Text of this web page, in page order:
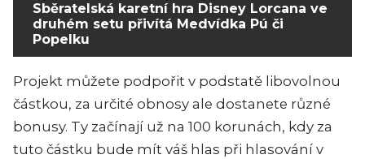
Sběratelská karetní hra Disney Lorcana ve
druhém setu přivítá Medvídka Pú či
Popelku
Projekt můžete podpořit v podstatě libovolnou
částkou, za určité obnosy ale dostanete různé
bonusy. Ty začínají už na 100 korunách, kdy za
tuto částku bude mít váš hlas při hlasování v